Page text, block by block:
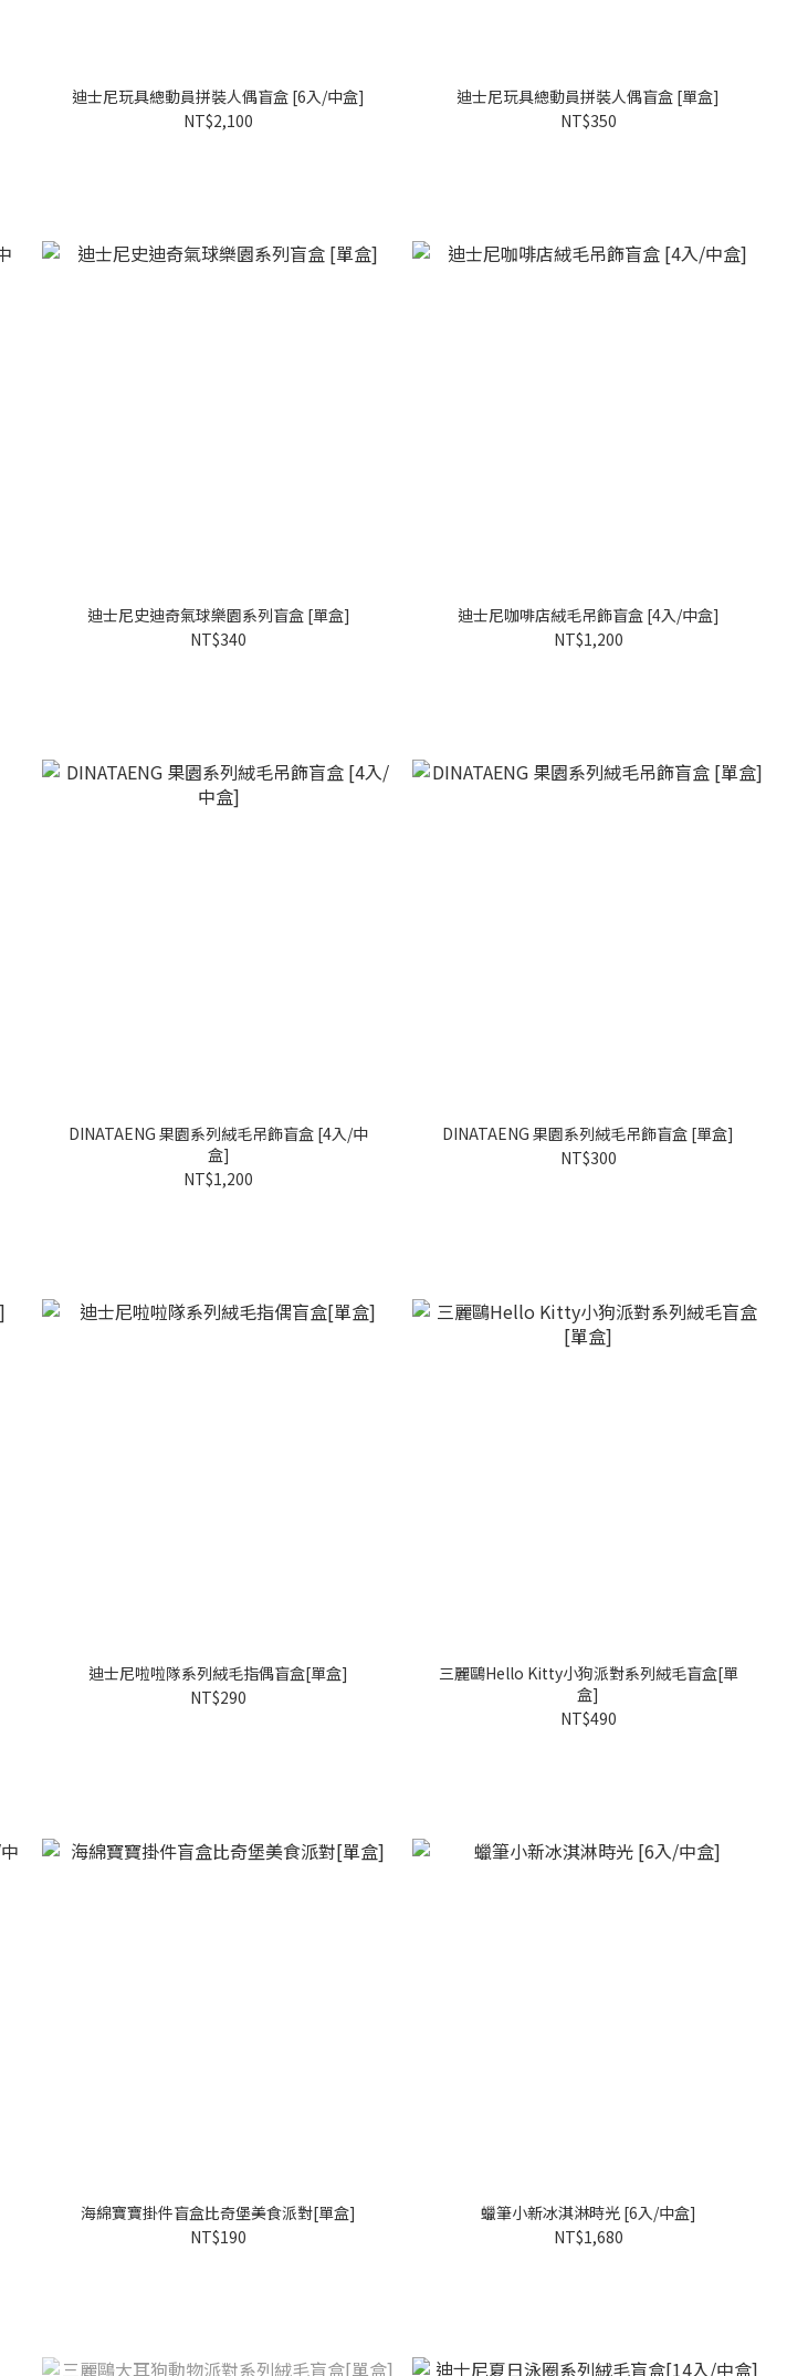
迪士尼玩具總動員拼裝人偶盲盒 [6入/中盒]
NT$2,100
迪士尼玩具總動員拼裝人偶盲盒 [單盒]
NT$350
迪士尼史迪奇氣球樂園系列盲盒 [單盒]
NT$340
迪士尼咖啡店絨毛吊飾盲盒 [4入/中盒]
NT$1,200
DINATAENG 果園系列絨毛吊飾盲盒 [4入/中
盒]
NT$1,200
DINATAENG 果園系列絨毛吊飾盲盒 [單盒]
NT$300
迪士尼啦啦隊系列絨毛指偶盲盒[單盒]
NT$290
三麗鷗Hello Kitty小狗派對系列絨毛盲盒[單
盒]
NT$490
海綿寶寶掛件盲盒比奇堡美食派對[單盒]
NT$190
蠟筆小新冰淇淋時光 [6入/中盒]
NT$1,680